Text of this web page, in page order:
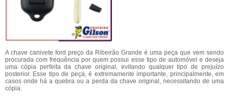
A chave canivete ford preço da Ribeirão Grande é uma peça que vem sendo
procurada com frequência por quem possui esse tipo de automóvel e deseja
uma cópia perfeita da chave original, evitando qualquer tipo de prejuízo
posterior. Esse tipo de peça, é extremamente importante, principalmente, em
casos onde há a quebra ou a perda da chave original, necessitando de uma
cópia.